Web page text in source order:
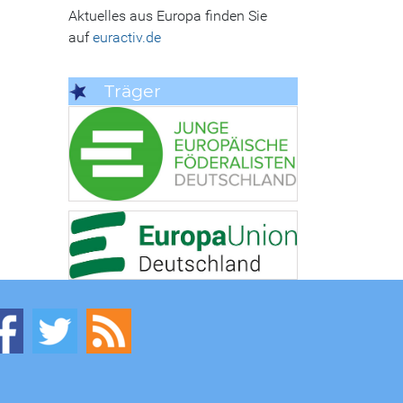
Aktuelles aus Europa finden Sie
aufeuractiv.de
Träger